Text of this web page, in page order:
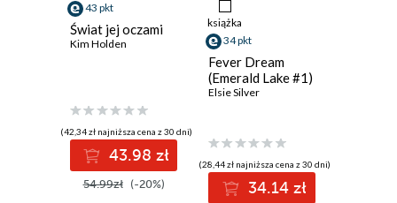
43 pkt
Świat jej oczami
Kim Holden
(42,34 zł najniższa cena z 30 dni)
43.98 zł
54.99zł (-20%)
książka
34 pkt
Fever Dream
(Emerald Lake #1)
Elsie Silver
(28,44 zł najniższa cena z 30 dni)
34.14 zł